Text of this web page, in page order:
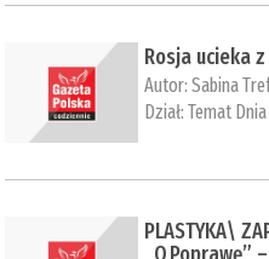
Rosja ucieka
Autor:Sabina
Dział:Temat Dnia
PLASTYKA\